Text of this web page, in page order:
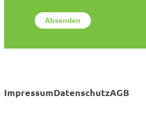
l
*
t
e
z
ImpressumDatenschutzAGB